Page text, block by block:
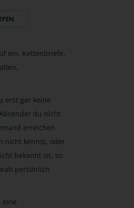
ein, Kettenbriefe,
erst gar keine
du nicht
erreichen
nicht kennst, oder
bekannt ist, so
persönlich
eine